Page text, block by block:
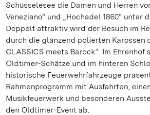
Schüsselesee die Damen und Herren
Veneziano“ und „Hochadel 1860“ unter
Doppelt attraktiv wird der Besuch im
durch die glänzend polierten Karossen
CLASSICS meets Barock“. Im Ehrenhof
Oldtimer-Schätze und im hinteren
historische Feuerwehrfahrzeuge
Rahmenprogramm mit Ausfahrten,
Musikfeuerwerk und besonderen
den Oldtimer-Event ab.